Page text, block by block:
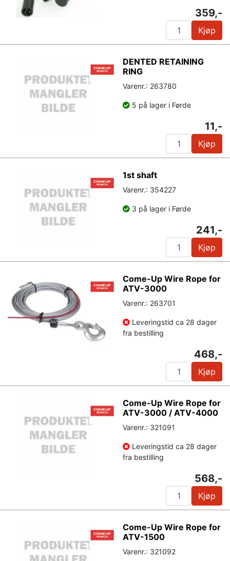
359,-
Kjøp
DENTED RETAINING
RING
Varenr.: 263780
5 på lager i Førde
11,-
Kjøp
1st shaft
Varenr.: 354227
3 på lager i Førde
241,-
Kjøp
Come-Up Wire Rope for
ATV-3000
Varenr.: 263701
Leveringstid ca 28 dager
fra bestilling
468,-
Kjøp
Come-Up Wire Rope for
ATV-3000 / ATV-4000
Varenr.: 321091
Leveringstid ca 28 dager
fra bestilling
568,-
Kjøp
Come-Up Wire Rope for
ATV-1500
Varenr.: 321092